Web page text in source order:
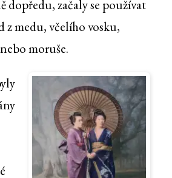
dopředu, začaly se používat
z medu, včelího vosku,
moruše.